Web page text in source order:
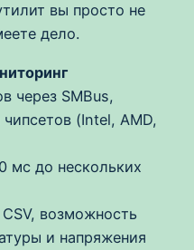
вы просто не
дело.
через SMBus,
(Intel, AMD,
мс до нескольких
возможность
и напряжения